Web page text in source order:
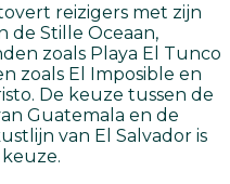
reizigers met zijn
de Stille Oceaan,
zoals Playa El Tunco
zoals El Imposible en
De keuze tussen de
Guatemala en de
van El Salvador is